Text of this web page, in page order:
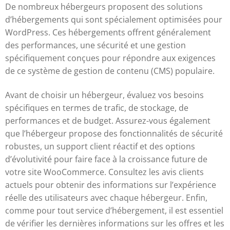
De nombreux hébergeurs proposent des solutions
d’hébergements qui sont spécialement optimisées pour
WordPress. Ces hébergements offrent généralement
des performances, une sécurité et une gestion
spécifiquement conçues pour répondre aux exigences
de ce système de gestion de contenu (CMS) populaire.
Avant de choisir un hébergeur, évaluez vos besoins
spécifiques en termes de trafic, de stockage, de
performances et de budget. Assurez-vous également
que l’hébergeur propose des fonctionnalités de sécurité
robustes, un support client réactif et des options
d’évolutivité pour faire face à la croissance future de
votre site WooCommerce. Consultez les avis clients
actuels pour obtenir des informations sur l’expérience
réelle des utilisateurs avec chaque hébergeur. Enfin,
comme pour tout service d’hébergement, il est essentiel
de vérifier les dernières informations sur les offres et les